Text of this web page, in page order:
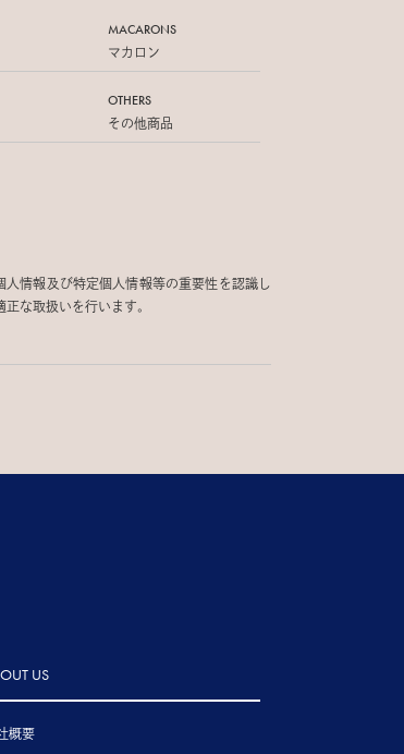
MACARONS
マカロン
OTHERS
その他商品
人情報及び特定個人情報等の重要性を認識し
正な取扱いを行います。
US
概要